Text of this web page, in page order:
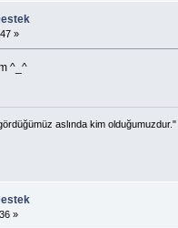
»
^_^
aslında kim olduğumuzdur."
»